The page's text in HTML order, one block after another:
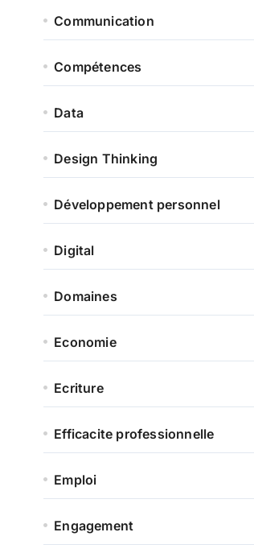
Communication
Compétences
Data
Design Thinking
Développement personnel
Digital
Domaines
Economie
Ecriture
Efficacite professionnelle
Emploi
Engagement